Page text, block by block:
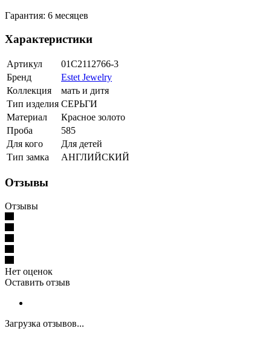
Гарантия: 6 месяцев
Характеристики
Артикул
01С2112766-3
Бренд
Estet Jewelry
Коллекция
мать и дитя
Тип изделия СЕРЬГИ
Материал
Красное золото
Проба
585
Для кого
Для детей
Тип замка
АНГЛИЙСКИЙ
Отзывы
Отзывы
Нет оценок
Оставить отзыв
Загрузка отзывов...